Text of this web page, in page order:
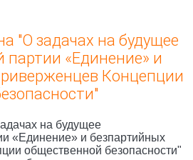
"О задачах на будущее
партии «Единение» и
Концепции
на будущее
«Единение» и безпартийных
общественной безопасности"